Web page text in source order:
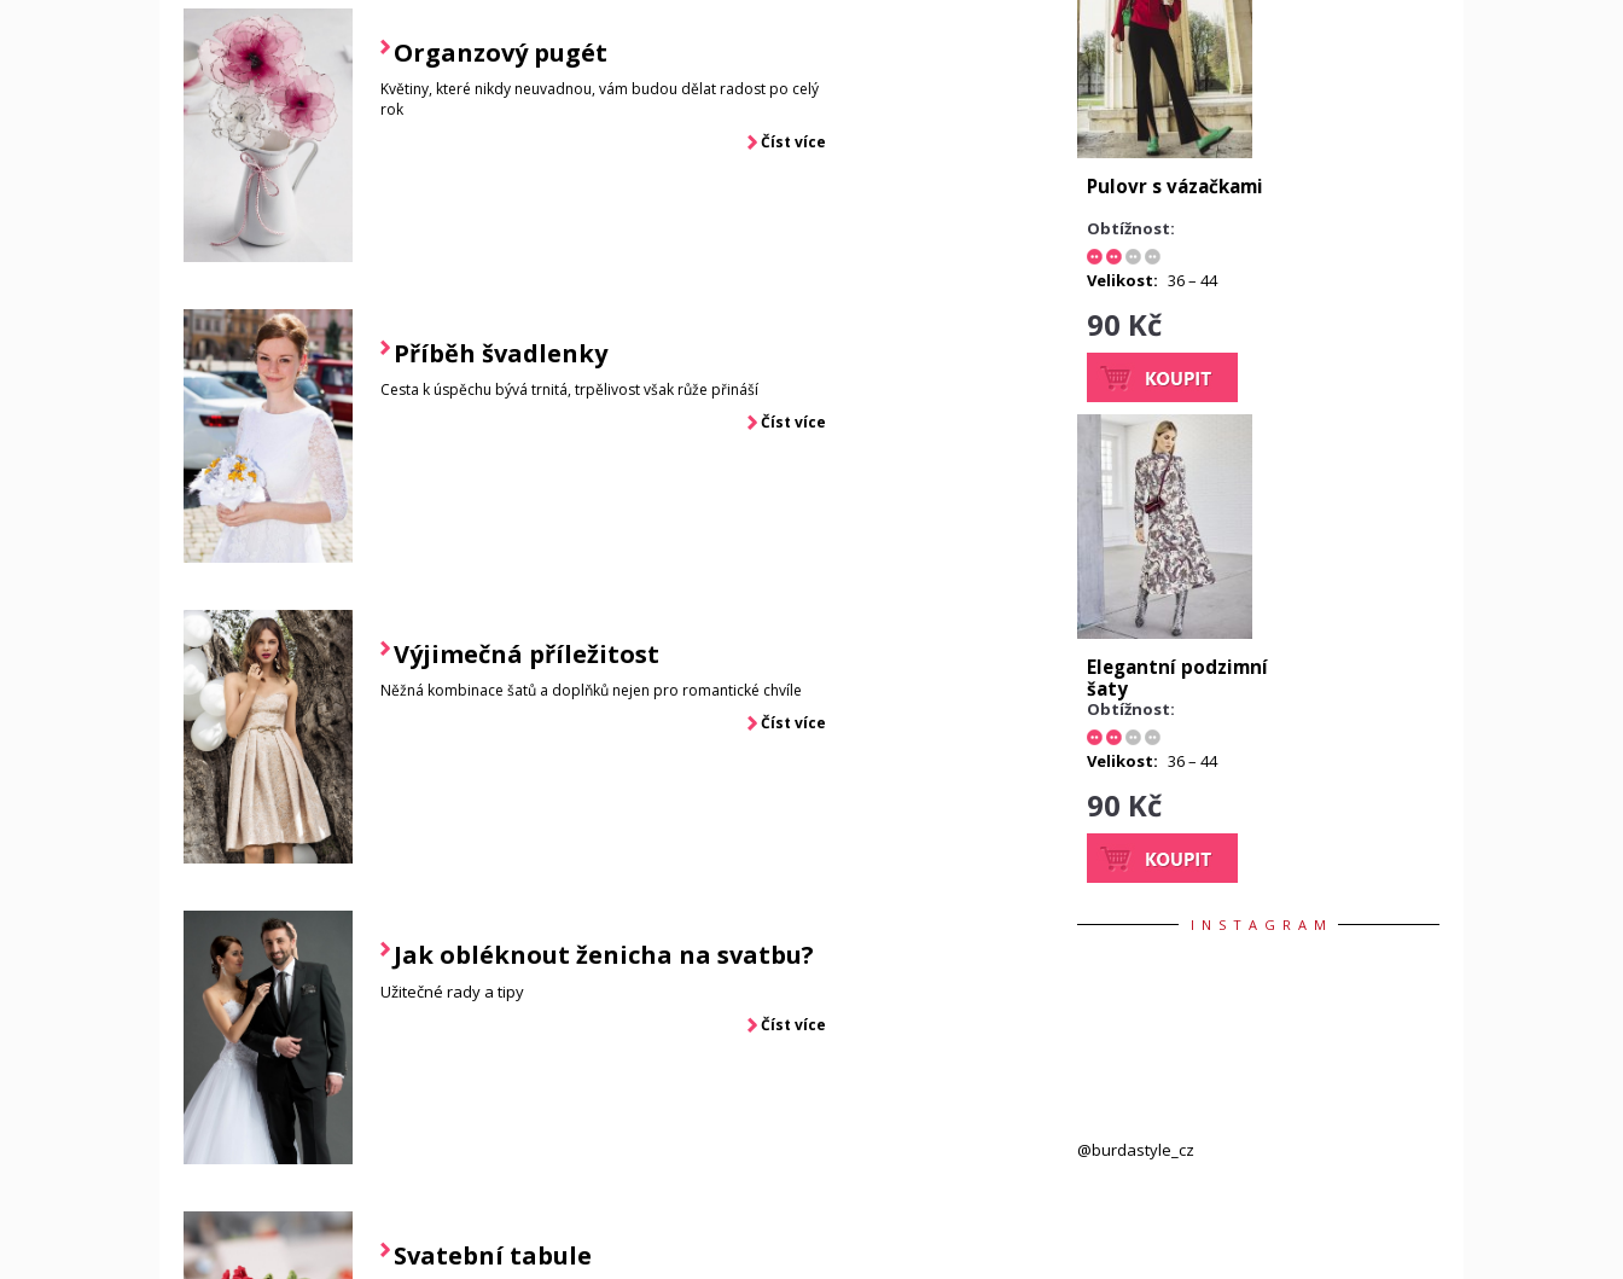
Organzový pugét
Květiny, které nikdy neuvadnou, vám budou dělat radost po celý
rok
Číst více
Příběh švadlenky
Cesta k úspěchu bývá trnitá, trpělivost však růže přináší
Číst více
Výjimečná příležitost
Něžná kombinace šatů a doplňků nejen pro romantické chvíle
Číst více
Jak obléknout ženicha na svatbu?
Užitečné rady a tipy
Číst více
Svatební tabule
Pulovr s vázačkami
Obtížnost:
Velikost: 36 – 44
90 Kč
Elegantní podzimní
šaty
Obtížnost:
Velikost: 36 – 44
90 Kč
INSTAGRAM
@burdastyle_cz